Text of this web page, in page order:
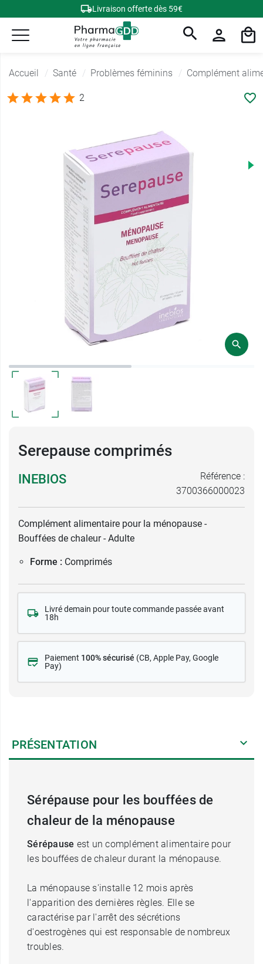
Livraison offerte dès 59€
Accueil Santé Problèmes féminins Complément
2
Serepause comprimés
INEBIOS
Référence :
3700366000023
Complément alimentaire pour la ménopause -
Bouffées de chaleur - Adulte
Forme : Comprimés
Livré demain pour toute commande passée avant
18h
Paiement 100% sécurisé (CB, Apple Pay, Google
Pay)
PRÉSENTATION
Sérépause pour les bouffées de
chaleur de la ménopause
Sérépause est un complément alimentaire pour
les bouffées de chaleur durant la ménopause.
La ménopause s'installe 12 mois après
l'apparition des dernières règles. Elle se
caractérise par l'arrêt des sécrétions
d'oestrogènes qui est responsable de nombreux
troubles.